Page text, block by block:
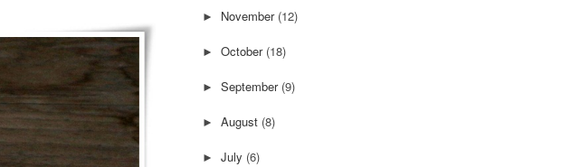
► November (12)
► October (18)
► September (9)
► August (8)
► July (6)